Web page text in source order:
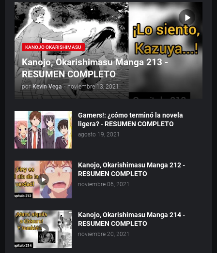
KANOJO OKARISHIMASU
Kanojo, Okarishimasu Manga 213 -
RESUMEN COMPLETO
por Kevin Vega - noviembre 13, 2021
Gamers!: ¿cómo terminó la novela
ligera? - RESUMEN COMPLETO
agosto 19, 2021
Kanojo, Okarishimasu Manga 212 -
RESUMEN COMPLETO
noviembre 06, 2021
Kanojo, Okarishimasu Manga 214 -
RESUMEN COMPLETO
noviembre 20, 2021